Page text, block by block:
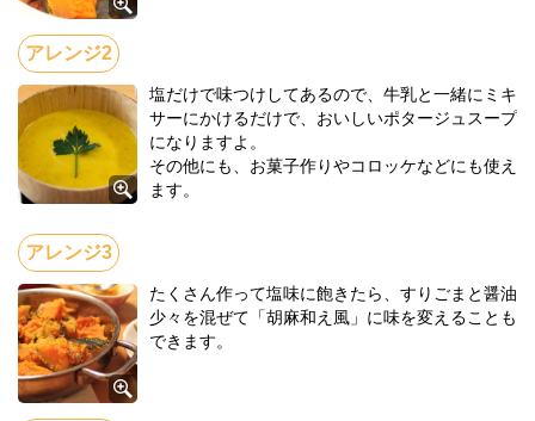
塩だけで味つけしてあるので、牛乳と一緒にミキ
サーにかけるだけで、おいしいポタージュスープ
になりますよ。
その他にも、お菓子作りやコロッケなどにも使え
ます。
たくさん作って塩味に飽きたら、すりごまと醤油
少々を混ぜて「胡麻和え風」に味を変えることも
できます。